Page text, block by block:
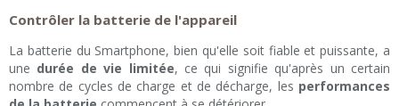
Contrôler la batterie de l'appareil
La batterie du Smartphone, bien qu'elle soit fiable et puissante, a
une durée de vie limitée, ce qui signifie qu'après un certain
nombre de cycles de charge et de décharge, les performances